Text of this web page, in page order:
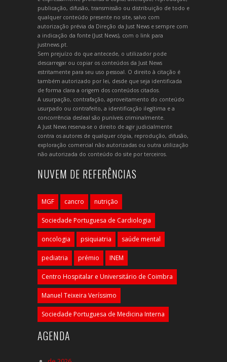
publicação, difusão, transmissão ou distribuição de todo e
qualquer conteúdo presente no site, salvo com
autorização prévia da Direção da Just News e sempre com
a indicação da fonte (Just News), com o link para
justnews.pt.
Sem prejuízo do que antecede, o utilizador pode
descarregar ou copiar os conteúdos da Just News
estritamente para seu uso pessoal. O direito à citação é
também autorizado por lei, desde que seja identificada
de forma clara a origem dos conteúdos citados.
A usurpação, contrafação, aproveitamento do conteúdo
usurpado ou contrafeito, a identificação ilegítima e a
concorrência desleal são puníveis criminalmente.
A Just News reserva-se o direito de agir judicialmente
contra os autores de qualquer cópia, reprodução, difusão,
exploração comercial não autorizadas ou outra utilização
não autorizada do conteúdo do site por terceiros.
NUVEM DE REFERÊNCIAS
MGF cancro nutrição
Sociedade Portuguesa de Cardiologia
oncologia psiquiatria saúde mental
pediatria prémio INEM
Centro Hospitalar e Universitário de Coimbra
Manuel Teixeira Veríssimo
Sociedade Portuguesa de Medicina Interna
AGENDA